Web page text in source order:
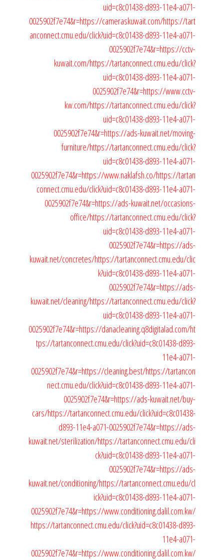
uid=c8c01438-d893-11e4-a071-
0025902f7e74&r=https://cameraskuwait.com/https://tart
anconnect.cmu.edu/click?uid=c8c01438-d893-11e4-a071-
0025902f7e74&r=https://cctv-
kuwait.com/https://tartanconnect.cmu.edu/click?
uid=c8c01438-d893-11e4-a071-
0025902f7e74&r=https://www.cctv-
kw.com/https://tartanconnect.cmu.edu/click?
uid=c8c01438-d893-11e4-a071-
0025902f7e74&r=https://ads-kuwait.net/moving-
furniture/https://tartanconnect.cmu.edu/click?
uid=c8c01438-d893-11e4-a071-
0025902f7e74&r=https://www.naklafsh.co/https://tartan
connect.cmu.edu/click?uid=c8c01438-d893-11e4-a071-
0025902f7e74&r=https://ads-kuwait.net/occasions-
office/https://tartanconnect.cmu.edu/click?
uid=c8c01438-d893-11e4-a071-
0025902f7e74&r=https://ads-
kuwait.net/concretes/https://tartanconnect.cmu.edu/clic
k?uid=c8c01438-d893-11e4-a071-
0025902f7e74&r=https://ads-
kuwait.net/cleaning/https://tartanconnect.cmu.edu/click?
uid=c8c01438-d893-11e4-a071-
0025902f7e74&r=https://danacleaning.q8digitalad.com/ht
tps://tartanconnect.cmu.edu/click?uid=c8c01438-d893-
11e4-a071-
0025902f7e74&r=https://cleaning.best/https://tartancon
nect.cmu.edu/click?uid=c8c01438-d893-11e4-a071-
0025902f7e74&r=https://ads-kuwait.net/buy-
cars/https://tartanconnect.cmu.edu/click?uid=c8c01438-
d893-11e4-a071-0025902f7e74&r=https://ads-
kuwait.net/sterilization/https://tartanconnect.cmu.edu/cli
ck?uid=c8c01438-d893-11e4-a071-
0025902f7e74&r=https://ads-
kuwait.net/conditioning/https://tartanconnect.cmu.edu/cl
ick?uid=c8c01438-d893-11e4-a071-
0025902f7e74&r=https://www.conditioning.dalil.com.kw/
https://tartanconnect.cmu.edu/click?uid=c8c01438-d893-
11e4-a071-
0025902f7e74&r=https://www.conditioning.dalil.com.kw/